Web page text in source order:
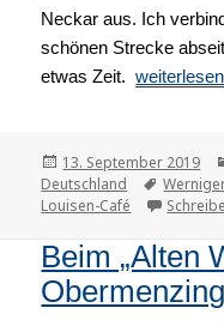
Neckar aus. Ich
schönen Strecke
etwas Zeit.Quer durch
weiterlesen
Veröffentlicht
am
13. September 2019
Deutschland
Tags
Louisen-Café
Beim „Alten